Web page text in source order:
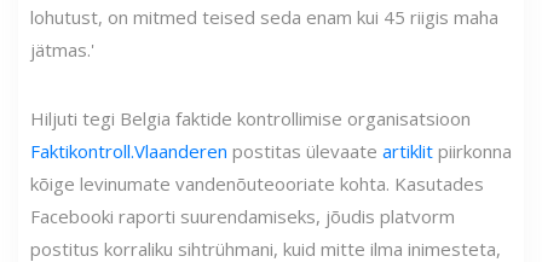
lohutust, on mitmed teised seda enam kui 45 riigis maha
jätmas.'
Hiljuti tegi Belgia faktide kontrollimise organisatsioon
Faktikontroll.Vlaanderen postitas ülevaate artiklit piirkonna
kõige levinumate vandenõuteooriate kohta. Kasutades
Facebooki raporti suurendamiseks, jõudis platvorm
postitus korraliku sihtrühmani, kuid mitte ilma inimesteta,